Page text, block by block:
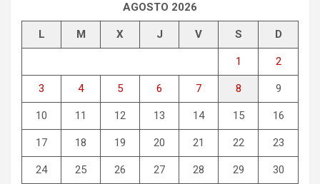
AGOSTO 2026
L M X J V S D
1 2
3 4 5 6 7 8 9
10 11 12 13 14 15 16
17 18 19 20 21 22 23
24 25 26 27 28 29 30